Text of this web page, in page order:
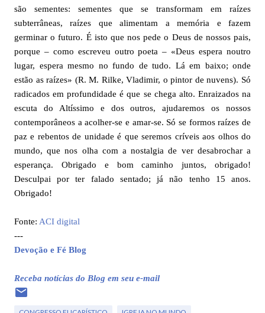
são sementes: sementes que se transformam em raízes
subterrâneas, raízes que alimentam a memória e fazem
germinar o futuro. É isto que nos pede o Deus de nossos pais,
porque – como escreveu outro poeta – «Deus espera noutro
lugar, espera mesmo no fundo de tudo. Lá em baixo; onde
estão as raízes» (R. M. Rilke, Vladimir, o pintor de nuvens). Só
radicados em profundidade é que se chega alto. Enraizados na
escuta do Altíssimo e dos outros, ajudaremos os nossos
contemporâneos a acolher-se e amar-se. Só se formos raízes de
paz e rebentos de unidade é que seremos críveis aos olhos do
mundo, que nos olha com a nostalgia de ver desabrochar a
esperança. Obrigado e bom caminho juntos, obrigado!
Desculpai por ter falado sentado; já não tenho 15 anos.
Obrigado!
Fonte: ACI digital
---
Devoção e Fé Blog
Receba notícias do Blog em seu e-mail